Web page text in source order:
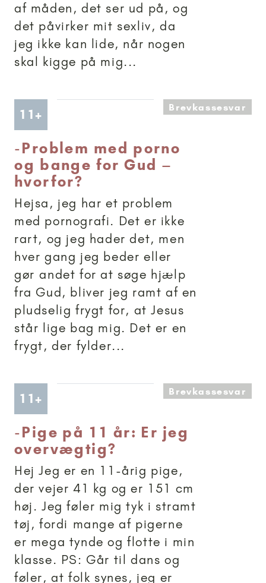
af måden, det ser ud på, og
det påvirker mit sexliv, da
jeg ikke kan lide, når nogen
skal kigge på mig...
11+ Artikler anbefalet til 11+Brevkassesvar
-Problem med porno
og bange for Gud –
hvorfor?
Hejsa, jeg har et problem
med pornografi. Det er ikke
rart, og jeg hader det, men
hver gang jeg beder eller
gør andet for at søge hjælp
fra Gud, bliver jeg ramt af en
pludselig frygt for, at Jesus
står lige bag mig. Det er en
frygt, der fylder...
11+ Artikler anbefalet til 11+Brevkassesvar
-Pige på 11 år: Er jeg
overvægtig?
Hej Jeg er en 11-årig pige,
der vejer 41 kg og er 151 cm
høj. Jeg føler mig tyk i stramt
tøj, fordi mange af pigerne
er mega tynde og flotte i min
klasse. PS: Går til dans og
føler, at folk synes, jeg er